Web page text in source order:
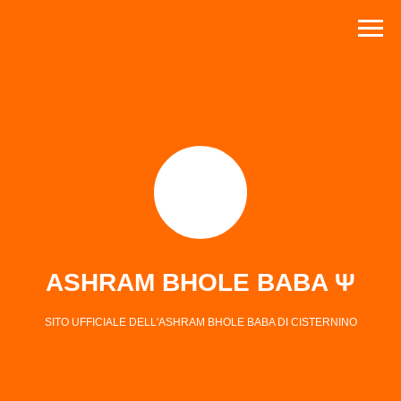
ASHRAM BHOLE BABA Ψ
SITO UFFICIALE DELL'ASHRAM BHOLE BABA DI CISTERNINO